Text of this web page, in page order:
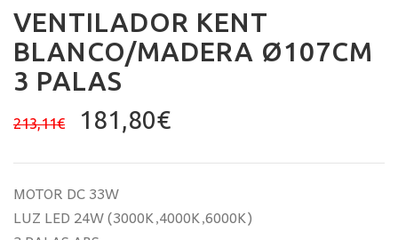
VENTILADOR KENT
BLANCO/MADERA Ø107CM
3 PALAS
213,11€
El
original
era:
213,11€.
181,80€El
actual
181,80€.
MOTOR DC 33W
LUZ LED 24W (3000K,4000K,6000K)